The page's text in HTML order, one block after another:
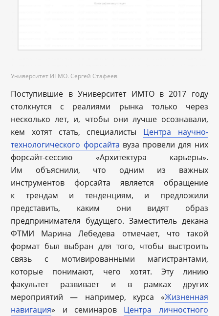
Университет ИТМО. Сергей Стафеев
Поступившие в Университет ИМТО в 2017 году
столкнутся с реалиями рынка только через
несколько лет, и, чтобы они лучше осознавали,
кем хотят стать, специалисты Центра научно-
технологического форсайта вуза провели для них
форсайт-сессию «Архитектура карьеры».
Им объяснили, что одним из важных
инструментов форсайта является обращение
к трендам и тенденциям, и предложили
представить, каким они видят образ
предпринимателя будущего. Заместитель декана
ФТМИ Марина Лебедева отмечает, что такой
формат был выбран для того, чтобы выстроить
связь с мотивированными магистрантами,
которые понимают, чего хотят. Эту линию
факультет развивает и в рамках других
мероприятий — например, курса «Жизненная
навигация» и семинаров Центра личностного